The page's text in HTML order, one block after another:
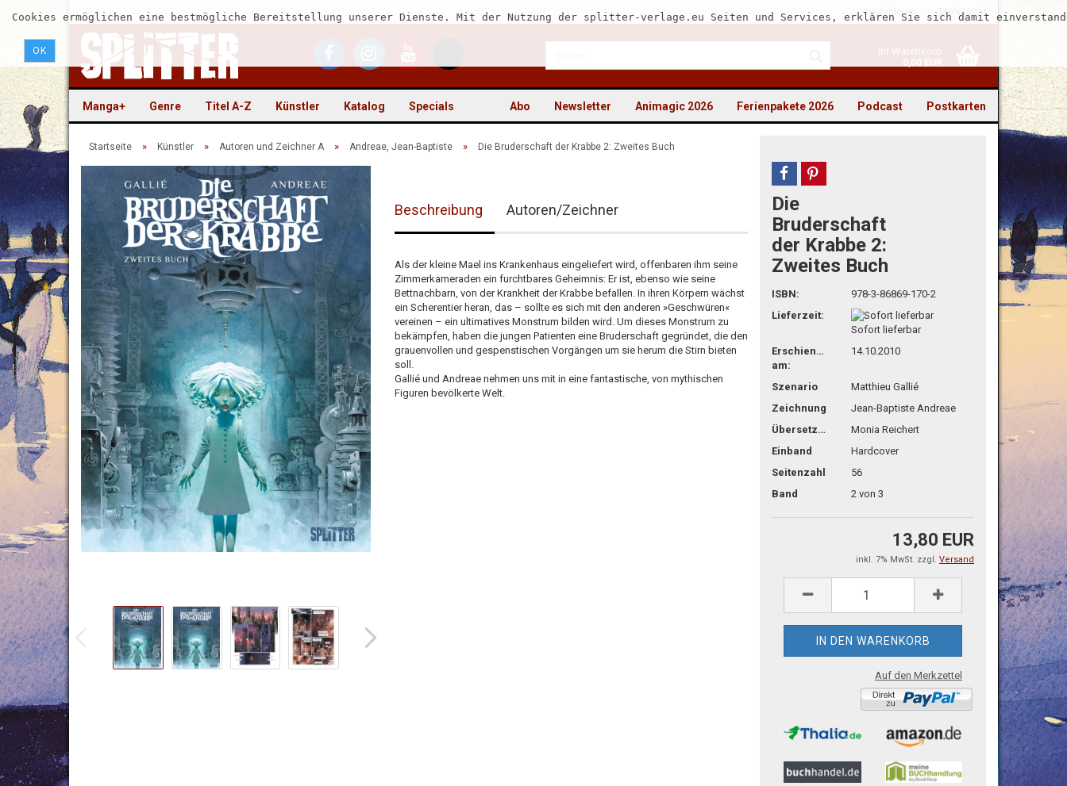
Kundenlogin
Passwort vergessen?
Merkzettel
Ihr Warenkorb
0,00 EUR
Cookies ermöglichen eine bestmögliche Bereitstellung unserer Dienste. Mit der Nutzung der splitter-verlage.eu Seiten und Services, erklären Sie sich damit
OK
Manga+ Genre Titel A-Z Künstler Katalog Specials Postkarten
Podcast
Ferienpakete 2026
Animagic 2026
Newsletter
Abo
Startseite » Künstler » Autoren und Zeichner A » Andreae, Jean-Baptiste » Die Bruderschaft der Krabbe 2: Zweites Buch
Beschreibung Autoren/Zeichner
Als der kleine Mael ins Krankenhaus eingeliefert wird, offenbaren ihm seine
Zimmerkameraden ein furchtbares Geheimnis: Er ist, ebenso wie seine
Bettnachbarn, von der Krankheit der Krabbe befallen. In ihren Körpern wächst
ein Scherentier heran, das – sollte es sich mit den anderen »Geschwüren«
vereinen – ein ultimatives Monstrum bilden wird. Um dieses Monstrum zu
bekämpfen, haben die jungen Patienten eine Bruderschaft gegründet, die den
grauenvollen und gespenstischen Vorgängen um sie herum die Stirn bieten
soll.
Gallié und Andreae nehmen uns mit in eine fantastische, von mythischen
Figuren bevölkerte Welt.
teilen
Die
Bruderschaft
der Krabbe 2:
Zweites Buch
ISBN:
978-3-86869-170-2
Lieferzeit:
Sofort lieferbar
Erschienen
am:
14.10.2010
Szenario
Matthieu Gallié
Zeichnung
Jean-Baptiste Andreae
Übersetzg.
Monia Reichert
Einband
Hardcover
Seitenzahl
56
Band
2 von 3
13,80 EUR
inkl. 7% MwSt. zzgl. Versand
Auf den Merkzettel